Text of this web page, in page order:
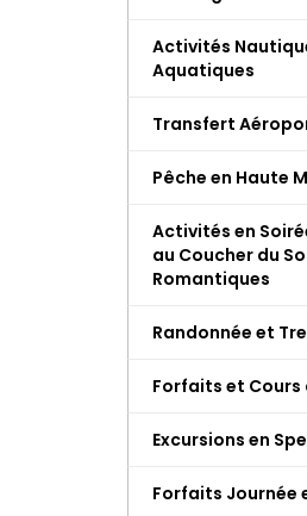
Activités
Aquatiques
Transfert
Pêche en Haute
Activités en
au Coucher du
Romantiques
Randonnée et
Forfaits et Cours
Excursions en
Forfaits Journée